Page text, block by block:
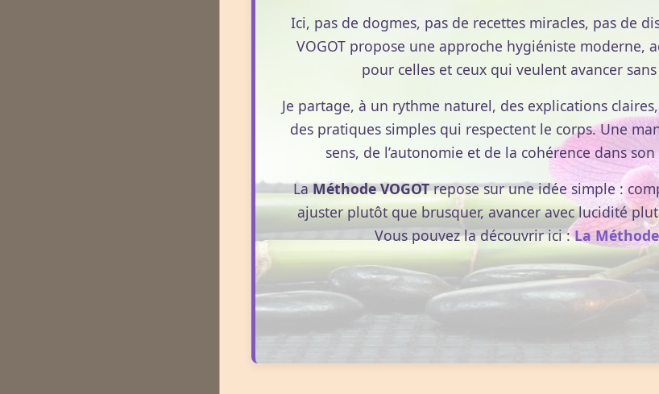
Ici, pas de dogmes, pas de recettes miracles, pas de
VOGOT propose une approche hygiéniste moderne,
pour celles et ceux qui veulent avancer
Je partage, à un rythme naturel, des explications
des pratiques simples qui respectent le corps. Une
sens, de l’autonomie et de la cohérence dans
LaMéthode VOGOTrepose sur une idée simple :
ajuster plutôt que brusquer, avancer avec lucidité
Vous pouvez la découvrir ici :La Méthode